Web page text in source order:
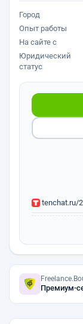
Город
Опыт работы
На сайте с
Юридический
статус
tenchat.ru/
Премиум-